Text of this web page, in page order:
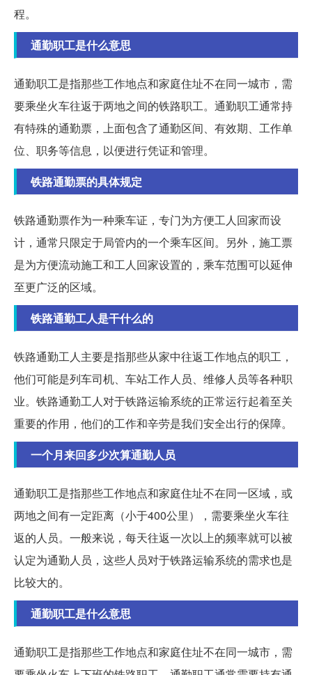
程。
通勤职工是什么意思
通勤职工是指那些工作地点和家庭住址不在同一城市，需
要乘坐火车往返于两地之间的铁路职工。通勤职工通常持
有特殊的通勤票，上面包含了通勤区间、有效期、工作单
位、职务等信息，以便进行凭证和管理。
铁路通勤票的具体规定
铁路通勤票作为一种乘车证，专门为方便工人回家而设
计，通常只限定于局管内的一个乘车区间。另外，施工票
是为方便流动施工和工人回家设置的，乘车范围可以延伸
至更广泛的区域。
铁路通勤工人是干什么的
铁路通勤工人主要是指那些从家中往返工作地点的职工，
他们可能是列车司机、车站工作人员、维修人员等各种职
业。铁路通勤工人对于铁路运输系统的正常运行起着至关
重要的作用，他们的工作和辛劳是我们安全出行的保障。
一个月来回多少次算通勤人员
通勤职工是指那些工作地点和家庭住址不在同一区域，或
两地之间有一定距离（小于400公里），需要乘坐火车往
返的人员。一般来说，每天往返一次以上的频率就可以被
认定为通勤人员，这些人员对于铁路运输系统的需求也是
比较大的。
通勤职工是什么意思
通勤职工是指那些工作地点和家庭住址不在同一城市，需